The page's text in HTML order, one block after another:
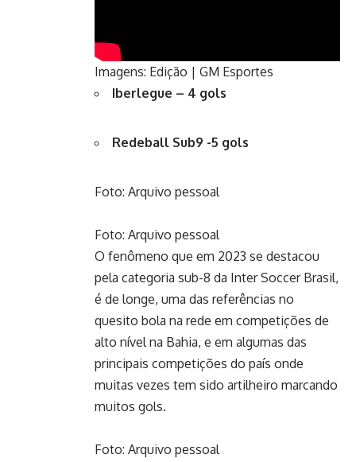
Imagens: Edição | GM Esportes
Iberlegue – 4 gols
Redeball Sub9 -5 gols
Foto: Arquivo pessoal
Foto: Arquivo pessoal
O fenômeno que em 2023 se destacou
pela categoria sub-8 da Inter Soccer Brasil,
é de longe, uma das referências no
quesito bola na rede em competições de
alto nível na Bahia, e em algumas das
principais competições do país onde
muitas vezes tem sido artilheiro marcando
muitos gols.
Foto: Arquivo pessoal